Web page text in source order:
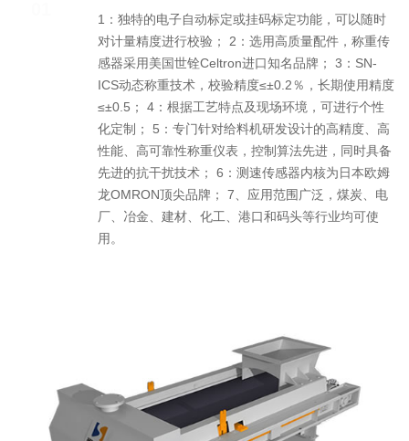
1：独特的电子自动标定或挂码标定功能，可以随时
对计量精度进行校验； 2：选用高质量配件，称重传
感器采用美国世铨Celtron进口知名品牌； 3：SN-
ICS动态称重技术，校验精度≤±0.2％，长期使用精度
≤±0.5； 4：根据工艺特点及现场环境，可进行个性
化定制； 5：专门针对给料机研发设计的高精度、高
性能、高可靠性称重仪表，控制算法先进，同时具备
先进的抗干扰技术； 6：测速传感器内核为日本欧姆
龙OMRON顶尖品牌； 7、应用范围广泛，煤炭、电
厂、冶金、建材、化工、港口和码头等行业均可使
用。